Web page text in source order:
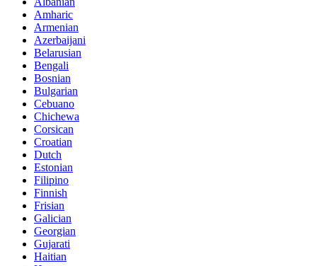
Amharic
Armenian
Azerbaijani
Belarusian
Bengali
Bosnian
Bulgarian
Cebuano
Chichewa
Corsican
Croatian
Dutch
Estonian
Filipino
Finnish
Frisian
Galician
Georgian
Gujarati
Haitian